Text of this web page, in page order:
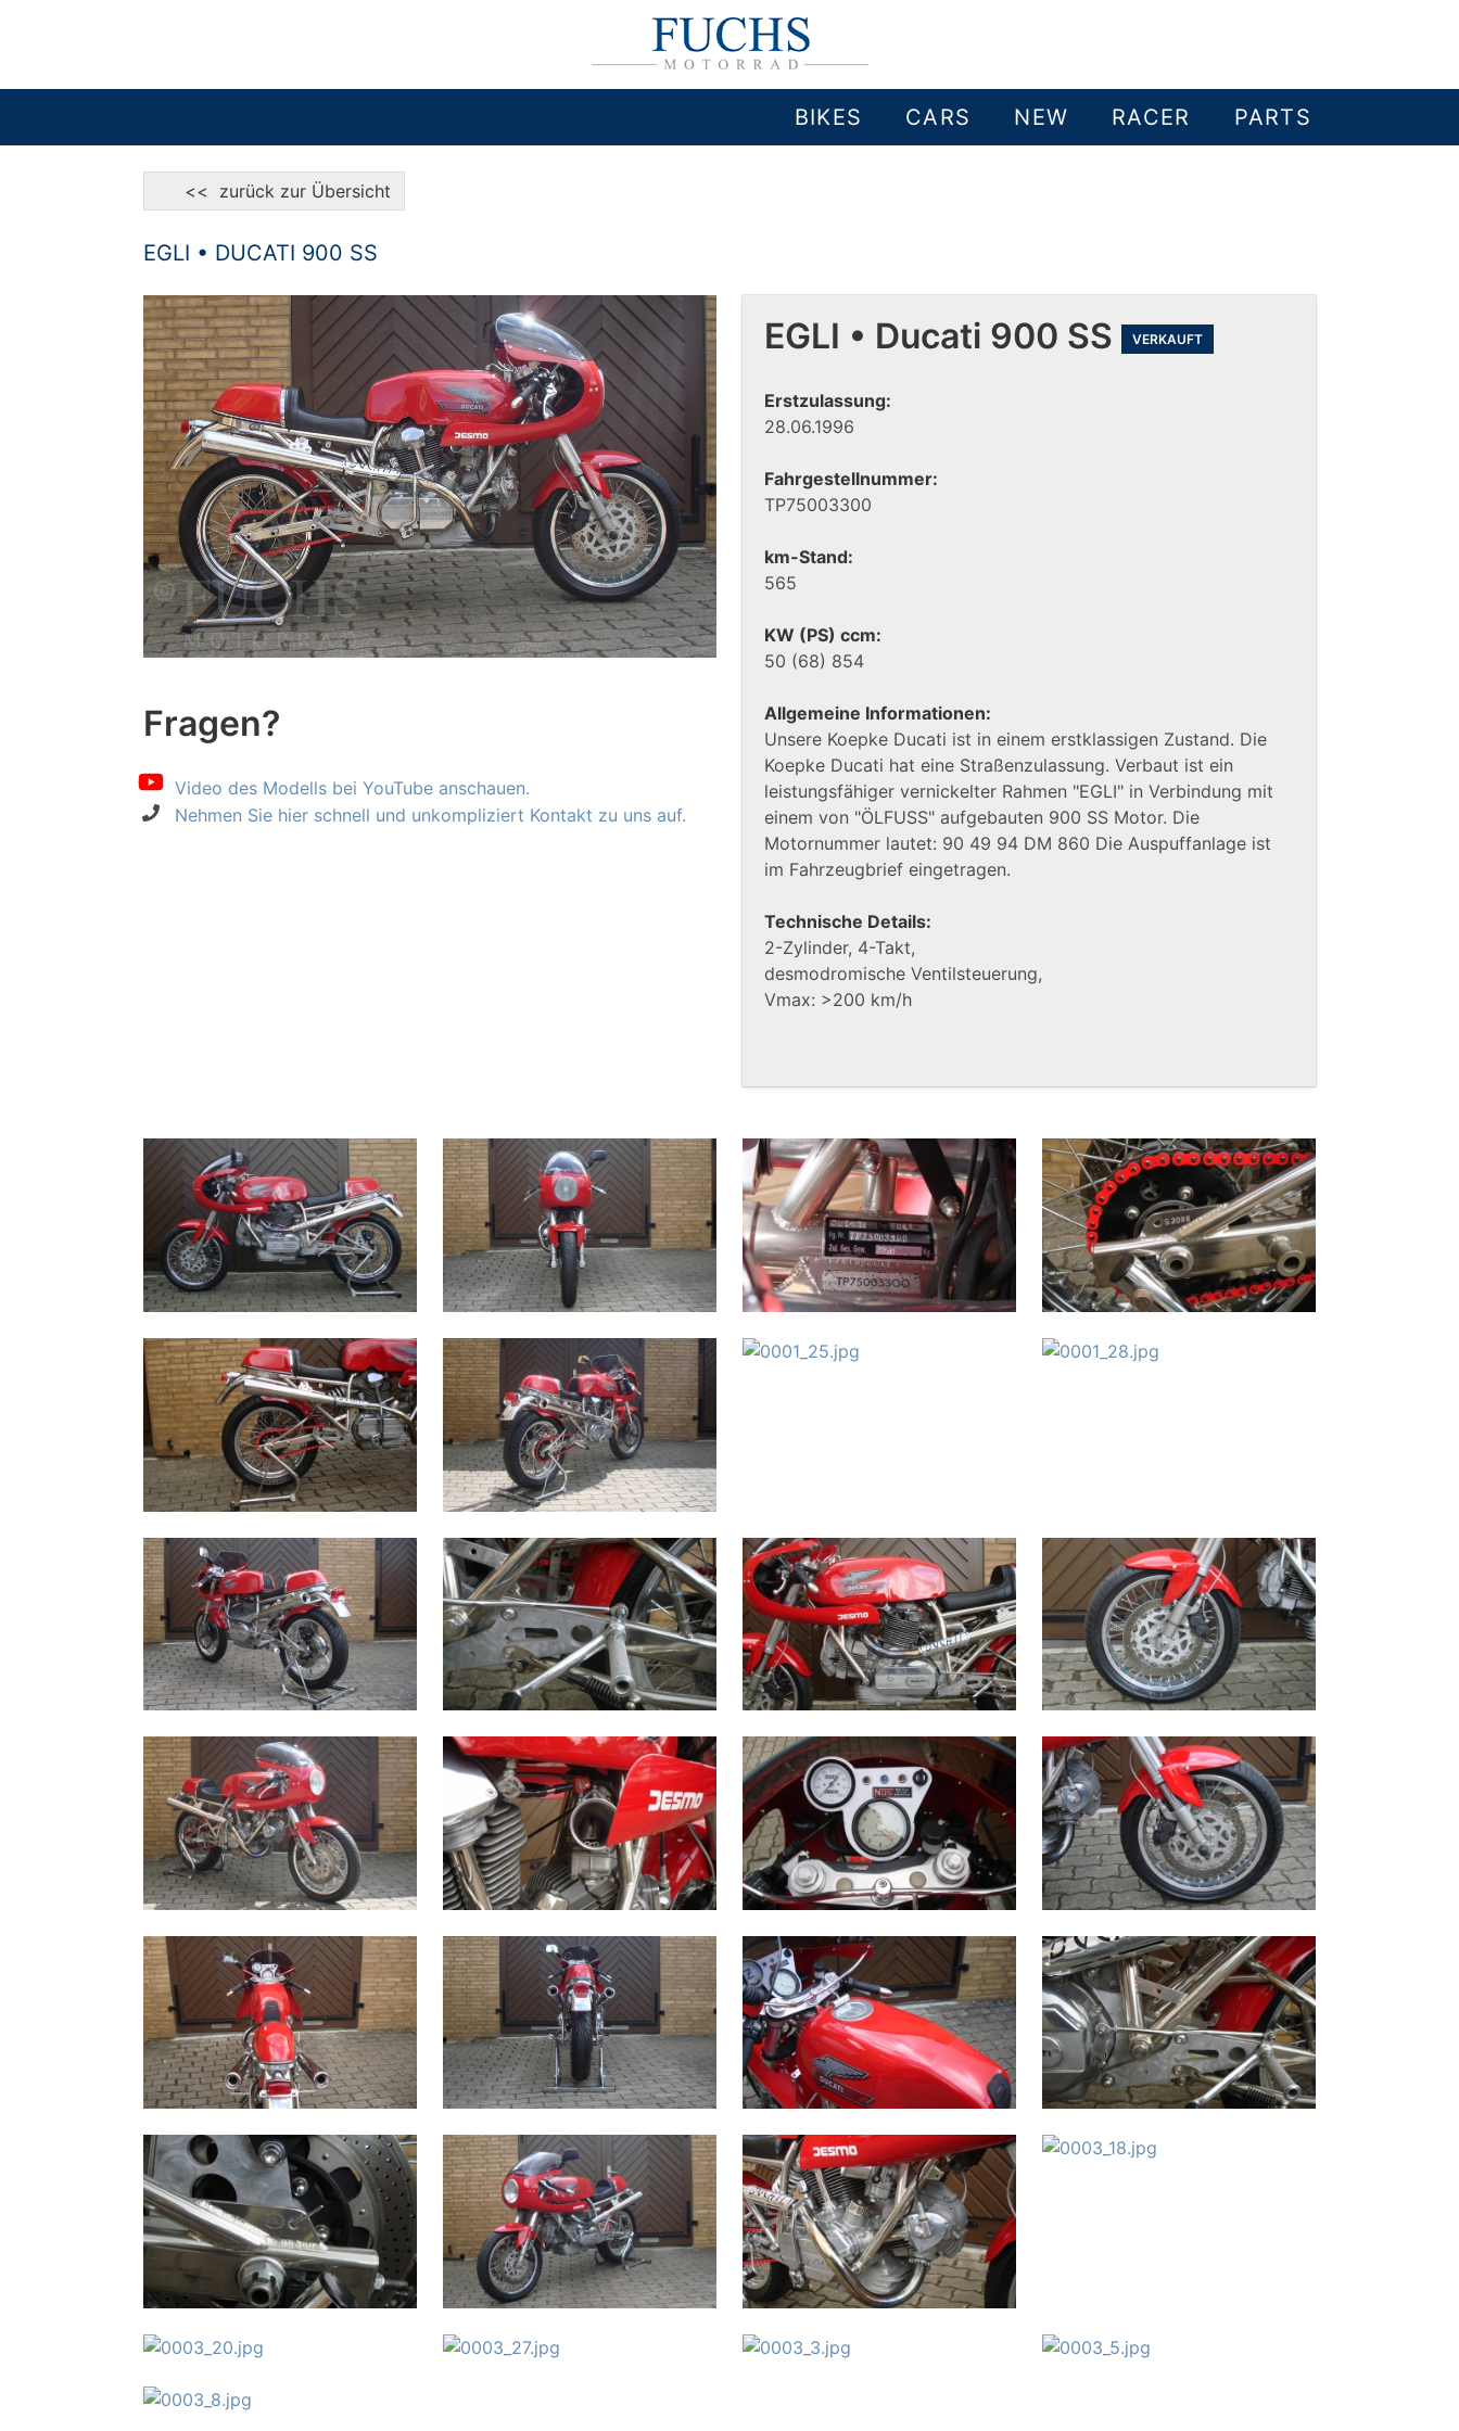
BIKES CARS NEW RACER PARTS
<< zurück zur Übersicht
EGLI • DUCATI 900 SS
Fragen?
Video des Modells bei YouTube anschauen.
Nehmen Sie hier schnell und unkompliziert Kontakt zu uns auf.
EGLI • Ducati 900 SS VERKAUFT
Erstzulassung:
28.06.1996
Fahrgestellnummer:
TP75003300
km-Stand:
565
KW (PS) ccm:
50 (68) 854
Allgemeine Informationen:
Unsere Koepke Ducati ist in einem erstklassigen Zustand. Die
Koepke Ducati hat eine Straßenzulassung. Verbaut ist ein
leistungsfähiger vernickelter Rahmen "EGLI" in Verbindung mit
einem von "ÖLFUSS" aufgebauten 900 SS Motor. Die
Motornummer lautet: 90 49 94 DM 860 Die Auspuffanlage ist
im Fahrzeugbrief eingetragen.
Technische Details:
2-Zylinder, 4-Takt,
desmodromische Ventilsteuerung,
Vmax: >200 km/h